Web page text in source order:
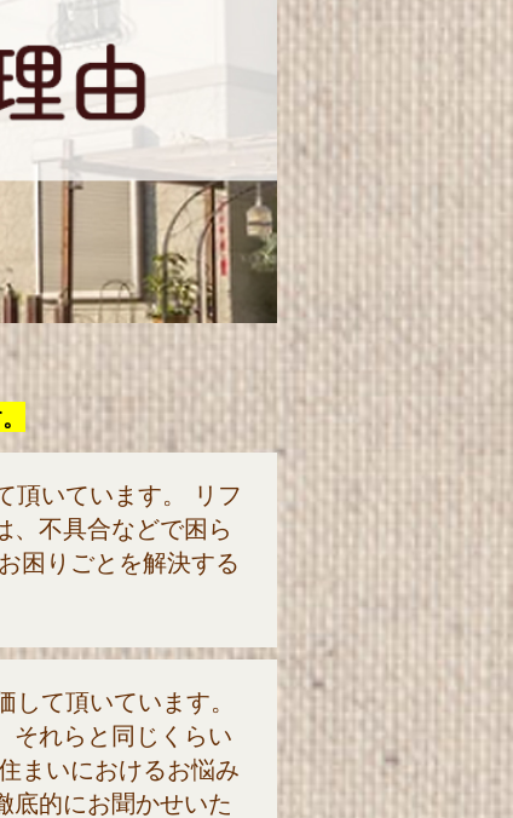
頂いています。 リフ
、不具合などで困ら
困りごとを解決する
て頂いています。
それらと同じくらい
まいにおけるお悩み
底的にお聞かせいた